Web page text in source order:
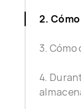
2.
3.
4.